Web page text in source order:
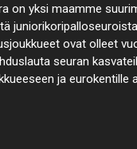
on yksi maamme
ovat olleet
seuran
ja euro­kentille